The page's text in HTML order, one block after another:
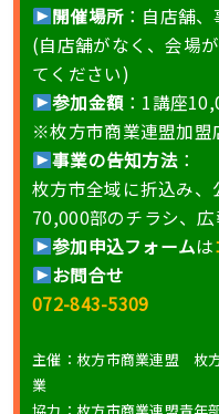
開催場所 ：自店舗
(自店舗がなく、会場
てください)
参加金額 ：1講座
※枚方市商業連盟加盟
事業の告知方法：
枚方市全域に折込み
70,000部のチラシ、広
参加申込フォームは
お問合せ
072-843-5309
主催：枚方市商業連盟 枚
業